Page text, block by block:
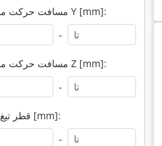
مسافت حرکت محور Y [mm]:
-
مسافت حرکت محور Z [mm]:
-
قطر تیغ اره [mm]:
-